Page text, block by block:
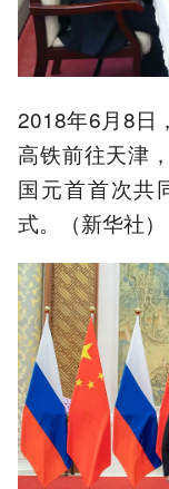
2018年6月8日
高铁前往天津
国元首首次共
式。（新华社）